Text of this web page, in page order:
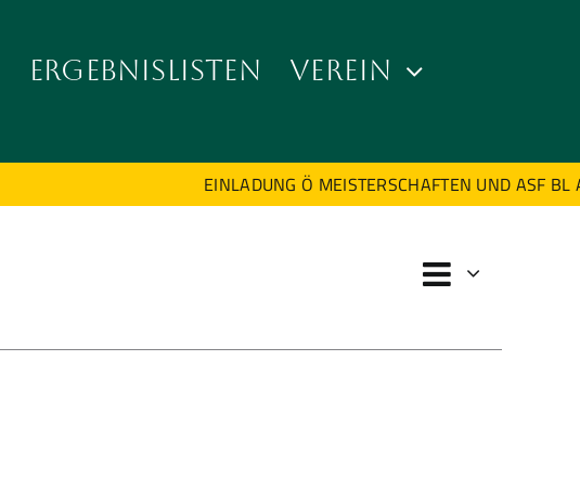
ERGEBNISLISTEN VEREIN
EINLADUNG Ö MEISTERSCHAFTEN UND ASF BL
Tag